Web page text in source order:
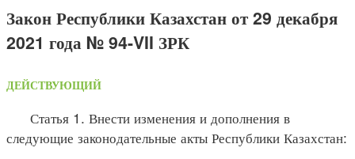
Закон Республики Казахстан от 29 декабря
2021 года № 94-VII ЗРК
ДЕЙСТВУЮЩИЙ
Статья 1. Внести изменения и дополнения в
следующие законодательные акты Республики Казахстан: